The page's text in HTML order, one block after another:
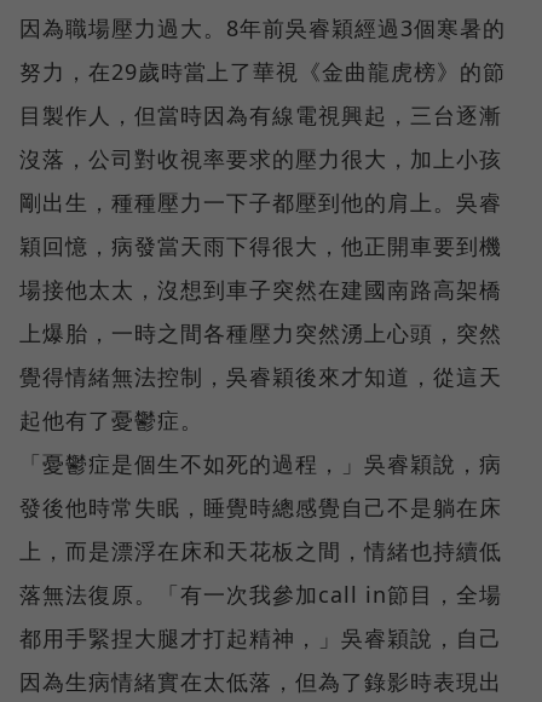
因為職場壓力過大。8年前吳睿穎經過3個寒暑的
努力，在29歲時當上了華視《金曲龍虎榜》的節
目製作人，但當時因為有線電視興起，三台逐漸
沒落，公司對收視率要求的壓力很大，加上小孩
剛出生，種種壓力一下子都壓到他的肩上。吳睿
穎回憶，病發當天雨下得很大，他正開車要到機
場接他太太，沒想到車子突然在建國南路高架橋
上爆胎，一時之間各種壓力突然湧上心頭，突然
覺得情緒無法控制，吳睿穎後來才知道，從這天
起他有了憂鬱症。
「憂鬱症是個生不如死的過程，」吳睿穎說，病
發後他時常失眠，睡覺時總感覺自己不是躺在床
上，而是漂浮在床和天花板之間，情緒也持續低
落無法復原。「有一次我參加call in節目，全場
都用手緊捏大腿才打起精神，」吳睿穎說，自己
因為生病情緒實在太低落，但為了錄影時表現出